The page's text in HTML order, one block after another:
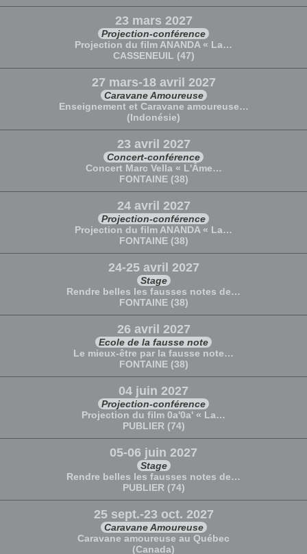
23 mars 2027
Projection-conférence
Projection du film ANANDA « La…
CASSENEUIL (47)
27 mars-18 avril 2027
Caravane Amoureuse
Enseignement et Caravane amoureuse…
(Indonésie)
23 avril 2027
Concert-conférence
Concert Marc Vella « L'Âme…
FONTAINE (38)
24 avril 2027
Projection-conférence
Projection du film ANANDA « La…
FONTAINE (38)
24-25 avril 2027
Stage
Rendre belles les fausses notes de…
FONTAINE (38)
26 avril 2027
Ecole de la fausse note
Le mieux-être par la fausse note…
FONTAINE (38)
04 juin 2027
Projection-conférence
Projection du film 0a'0a' « La…
PUBLIER (74)
05-06 juin 2027
Stage
Rendre belles les fausses notes de…
PUBLIER (74)
25 sept.-23 oct. 2027
Caravane Amoureuse
Caravane amoureuse au Québec
(Canada)